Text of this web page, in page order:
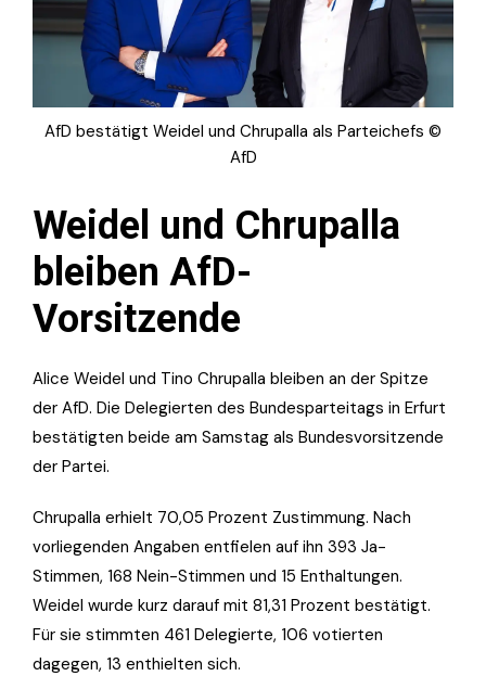
AfD bestätigt Weidel und Chrupalla als Parteichefs ©
AfD
Weidel und Chrupalla
bleiben AfD-
Vorsitzende
Alice Weidel und Tino Chrupalla bleiben an der Spitze
der AfD. Die Delegierten des Bundesparteitags in Erfurt
bestätigten beide am Samstag als Bundesvorsitzende
der Partei.
Chrupalla erhielt 70,05 Prozent Zustimmung. Nach
vorliegenden Angaben entfielen auf ihn 393 Ja-
Stimmen, 168 Nein-Stimmen und 15 Enthaltungen.
Weidel wurde kurz darauf mit 81,31 Prozent bestätigt.
Für sie stimmten 461 Delegierte, 106 votierten
dagegen, 13 enthielten sich.